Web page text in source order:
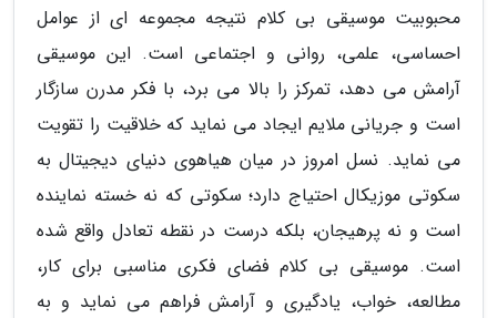
محبوبیت موسیقی بی کلام نتیجه مجموعه ای از عوامل
احساسی، علمی، روانی و اجتماعی است. این موسیقی
آرامش می دهد، تمرکز را بالا می برد، با فکر مدرن سازگار
است و جریانی ملایم ایجاد می نماید که خلاقیت را تقویت
می نماید. نسل امروز در میان هیاهوی دنیای دیجیتال به
سکوتی موزیکال احتیاج دارد؛ سکوتی که نه خسته نماینده
است و نه پرهیجان، بلکه درست در نقطه تعادل واقع شده
است. موسیقی بی کلام فضای فکری مناسبی برای کار،
مطالعه، خواب، یادگیری و آرامش فراهم می نماید و به